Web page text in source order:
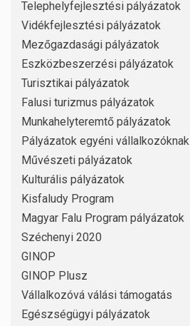
Telephelyfejlesztési pályázatok
Vidékfejlesztési pályázatok
Mezőgazdasági pályázatok
Eszközbeszerzési pályázatok
Turisztikai pályázatok
Falusi turizmus pályázatok
Munkahelyteremtő pályázatok
Pályázatok egyéni vállalkozóknak
Művészeti pályázatok
Kulturális pályázatok
Kisfaludy Program
Magyar Falu Program pályázatok
Széchenyi 2020
GINOP
GINOP Plusz
Vállalkozóvá válási támogatás
Egészségügyi pályázatok